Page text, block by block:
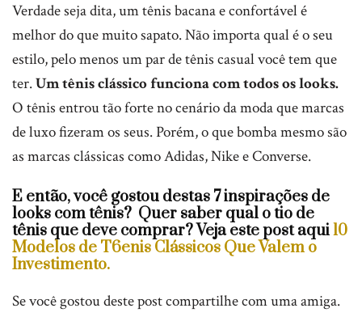
Verdade seja dita, um tênis bacana e confortável é
melhor do que muito sapato. Não importa qual é o seu
estilo, pelo menos um par de tênis casual você tem que
ter.Um tênis clássico funciona com todos os looks.
O tênis entrou tão forte no cenário da moda que marcas
de luxo fizeram os seus. Porém, o que bomba mesmo são
as marcas clássicas como Adidas, Nike e Converse.
E então, você gostou destas 7 inspirações de
looks com tênis? Quer saber qual o tio de
tênis que deve comprar? Veja este post aqui10
Modelos de T6enis Clássicos Que Valem o
Investimento.
Se você gostou deste post compartilhe com uma amiga.